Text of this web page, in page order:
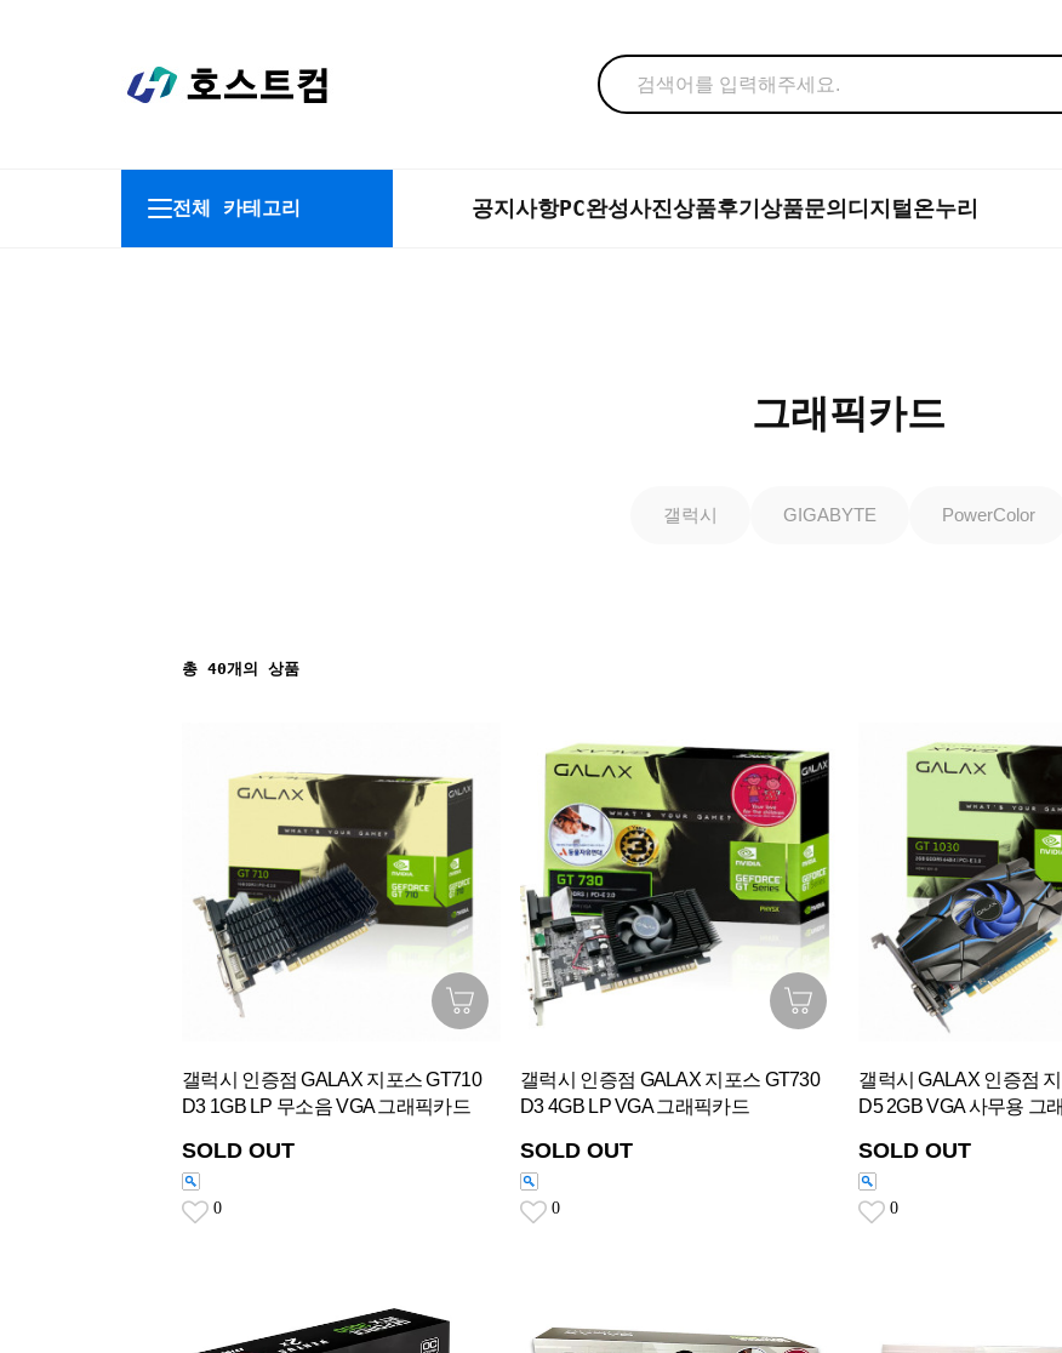
전체 카테고리 공지사항PC완성사진상품후기 상품문의 디지털온누리
그래픽카드
갤럭시 GIGABYTE PowerColor
총 40개의 상품
갤럭시 인증점 GALAX 지포스 GT710
D3 1GB LP 무소음 VGA 그래픽카드
SOLD OUT
0
갤럭시 인증점 GALAX 지포스 GT730
D3 4GB LP VGA 그래픽카드
SOLD OUT
0
갤럭시 GALAX 인증점
D5 2GB VGA 사무용 그
SOLD OUT
0